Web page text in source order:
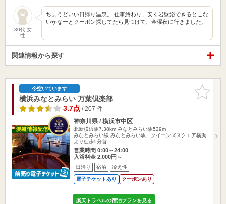
30代 女
性
ちょうどいい日帰り温泉。 仕事終わり、安く岩盤浴できるとこな
いかなーとクーポン探してたら見つけて、金曜夜に行きました。
関連情報から探す
お気に入
りに追加
今空いています
横浜みなとみらい 万葉倶楽部
3.7点/ 207 件
神奈川県 / 横浜市中区
北新横浜駅7.38km みなとみらい駅529m
みなとみらい線 みなとみらい駅、クイーンズスクエア横浜
より徒歩5分首…
営業時間 0:00～24:00
入浴料金 2,000円～
日帰り 宿泊 冷え性
電子チケットあり クーポンあり
楽天トラベルの宿泊プランを見る